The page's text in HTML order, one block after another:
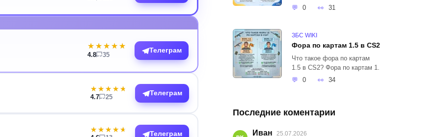
★★★★★
★★★★★
4.8 35
Телеграм
★★★★★
★★★★★
4.7 25
Телеграм
★★★★★
★★★★★
Телеграм
0
31
ЗБС WIKI
Фора по картам 1.5 в CS2
Что такое фора по картам
1.5 в CS2? Фора по картам 1.
0
34
Последние коментарии
Иван
25.07.2026